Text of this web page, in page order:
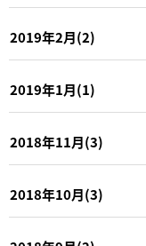
2019年2月(2)
2019年1月(1)
2018年11月(3)
2018年10月(3)